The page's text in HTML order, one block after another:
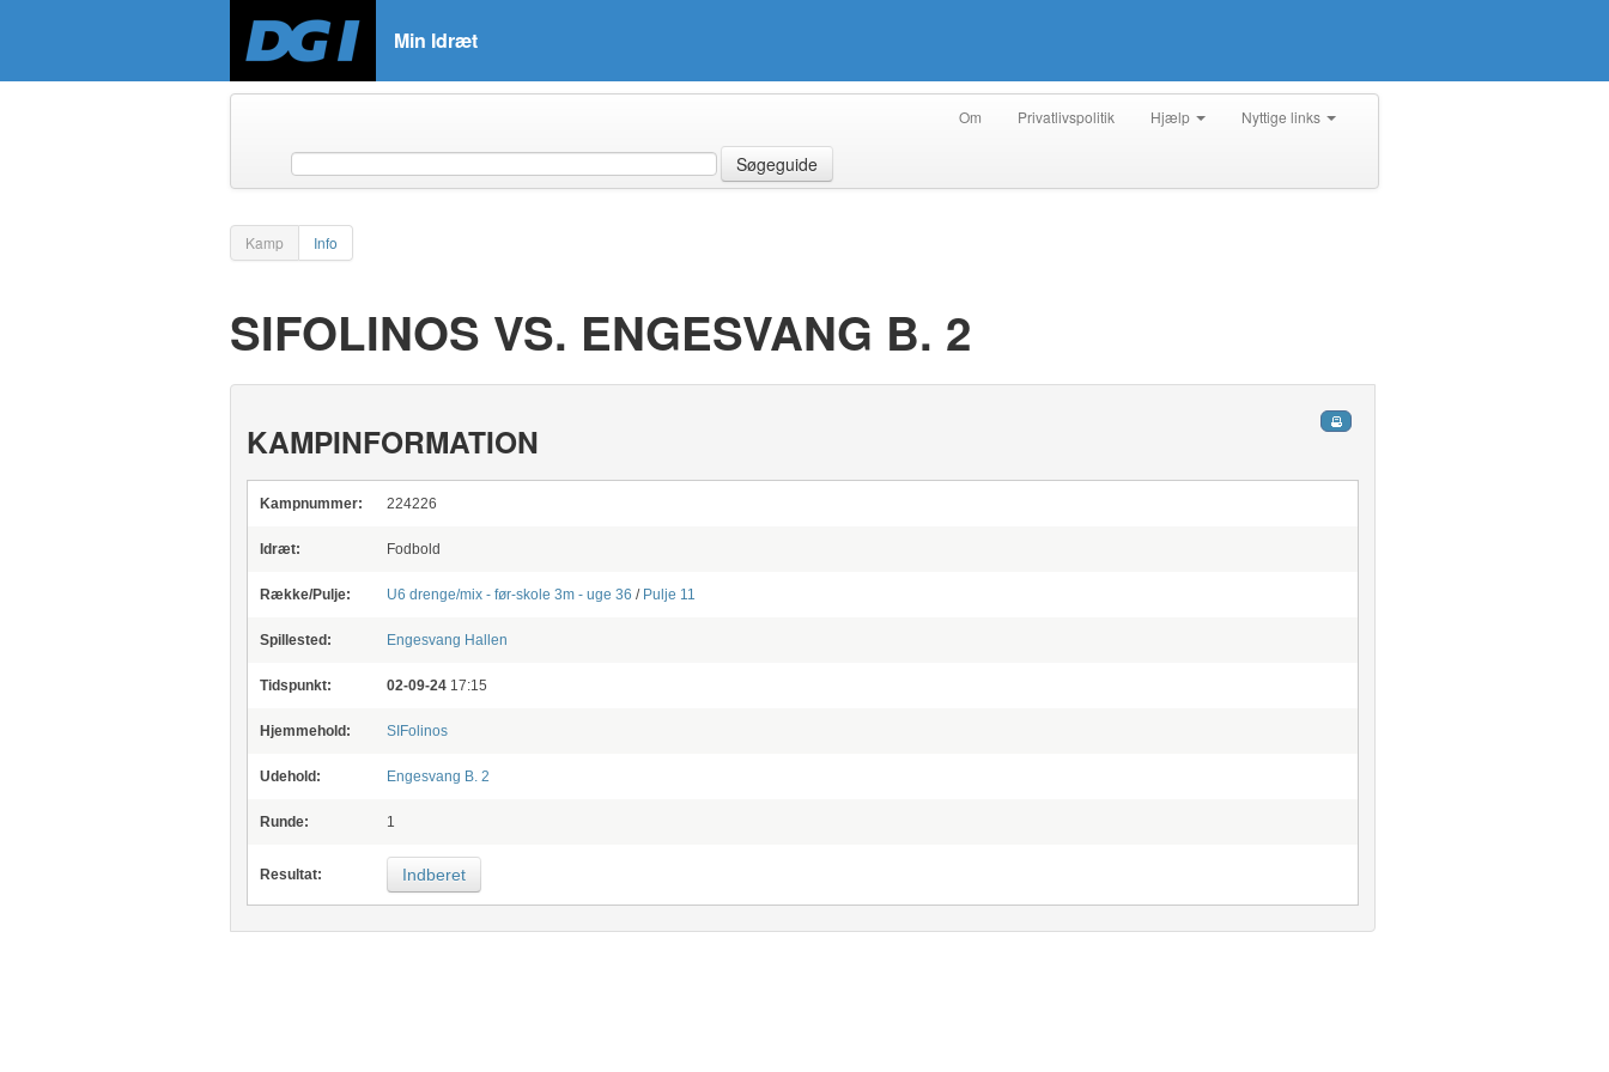
Min Idræt
Om Privatlivspolitik Hjælp Nyttige links
Søgeguide
Kamp Info
SIFOLINOS VS. ENGESVANG B. 2
KAMPINFORMATION
Kampnummer: 224226
Idræt: Fodbold
Række/Pulje: U6 drenge/mix - før-skole 3m - uge 36 / Pulje 11
Spillested: Engesvang Hallen
Tidspunkt: 02-09-24 17:15
Hjemmehold: SIFolinos
Udehold: Engesvang B. 2
Runde: 1
Resultat: Indberet